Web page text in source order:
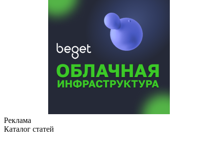
Реклама
Каталог статей